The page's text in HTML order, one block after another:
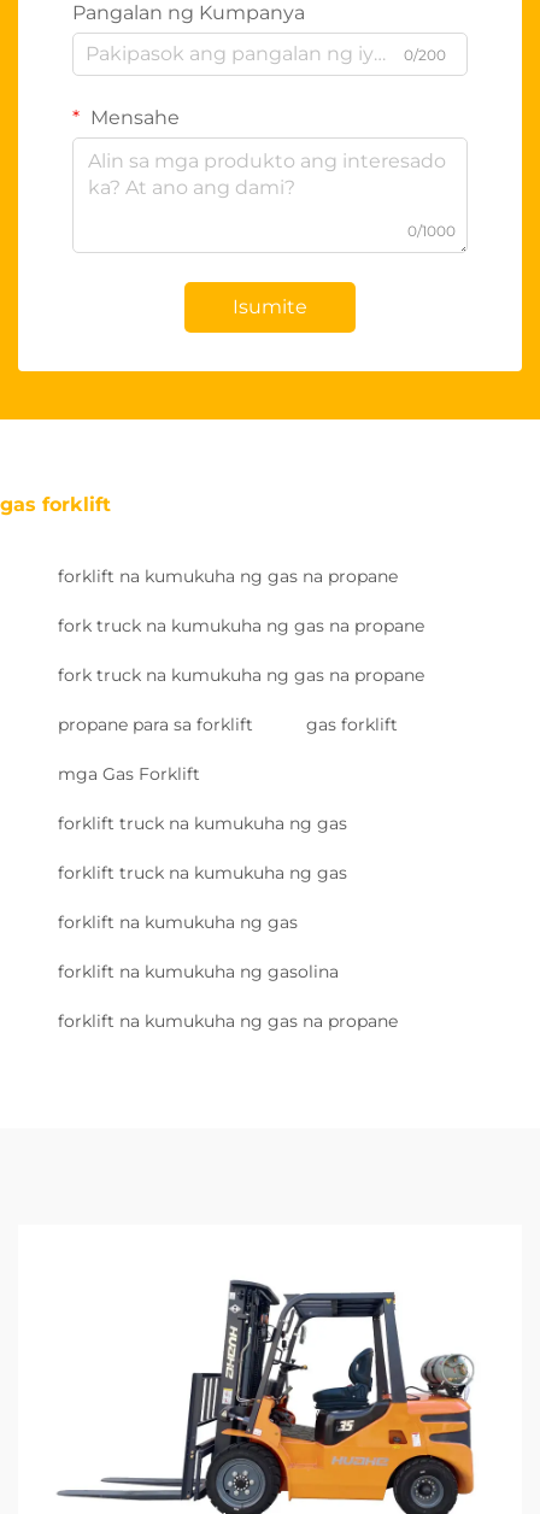
Pangalan ng Kumpanya
0/200
Mensahe
0/1000
Isumite
gas forklift
forklift na kumukuha ng gas na propane
fork truck na kumukuha ng gas na propane
fork truck na kumukuha ng gas na propane
propane para sa forklift gas forklift
mga Gas Forklift
forklift truck na kumukuha ng gas
forklift truck na kumukuha ng gas
forklift na kumukuha ng gas
forklift na kumukuha ng gasolina
forklift na kumukuha ng gas na propane